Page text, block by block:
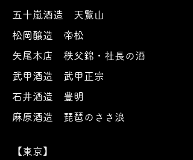
五十嵐酒造 天覧山
松岡醸造 帝松
矢尾本店 秩父錦・社長の酒
武甲酒造 武甲正宗
石井酒造 豊明
​麻原酒造 琵琶のささ浪
【東京】